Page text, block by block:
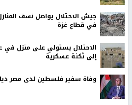
جيش الاحتلال يواصل نسف
في قطاع غزة
الاحتلال يستولي على منزل في
إلى ثكنة عسكرية
وفاة سفير فلسطين لدى مصر